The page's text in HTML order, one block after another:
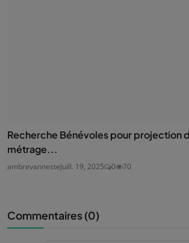
Recherche Bénévoles pour projection
métrage...
ambrevannesteJuill. 19, 2025 0 70
Commentaires (0)